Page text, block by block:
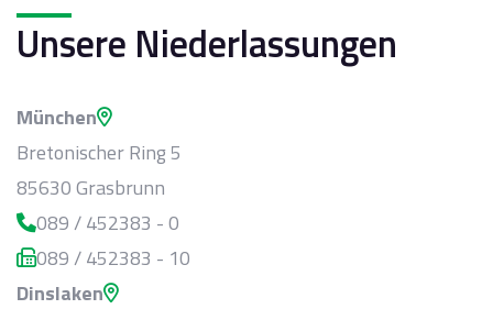
Unsere Niederlassungen
München
Bretonischer Ring 5
85630 Grasbrunn
089 / 452383 - 0
089 / 452383 - 10
Dinslaken